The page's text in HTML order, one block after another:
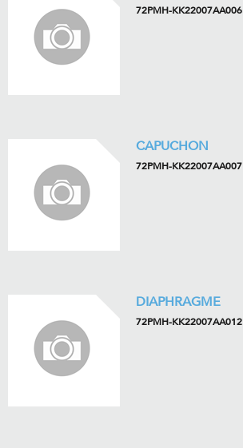
72PMH-KK22007AA006
CAPUCHON
72PMH-KK22007AA007
DIAPHRAGME
72PMH-KK22007AA012